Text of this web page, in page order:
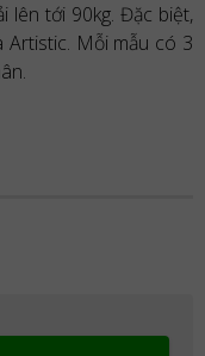
lên tới 90kg. Đặc biệt,
Artistic. Mỗi mẫu có 3